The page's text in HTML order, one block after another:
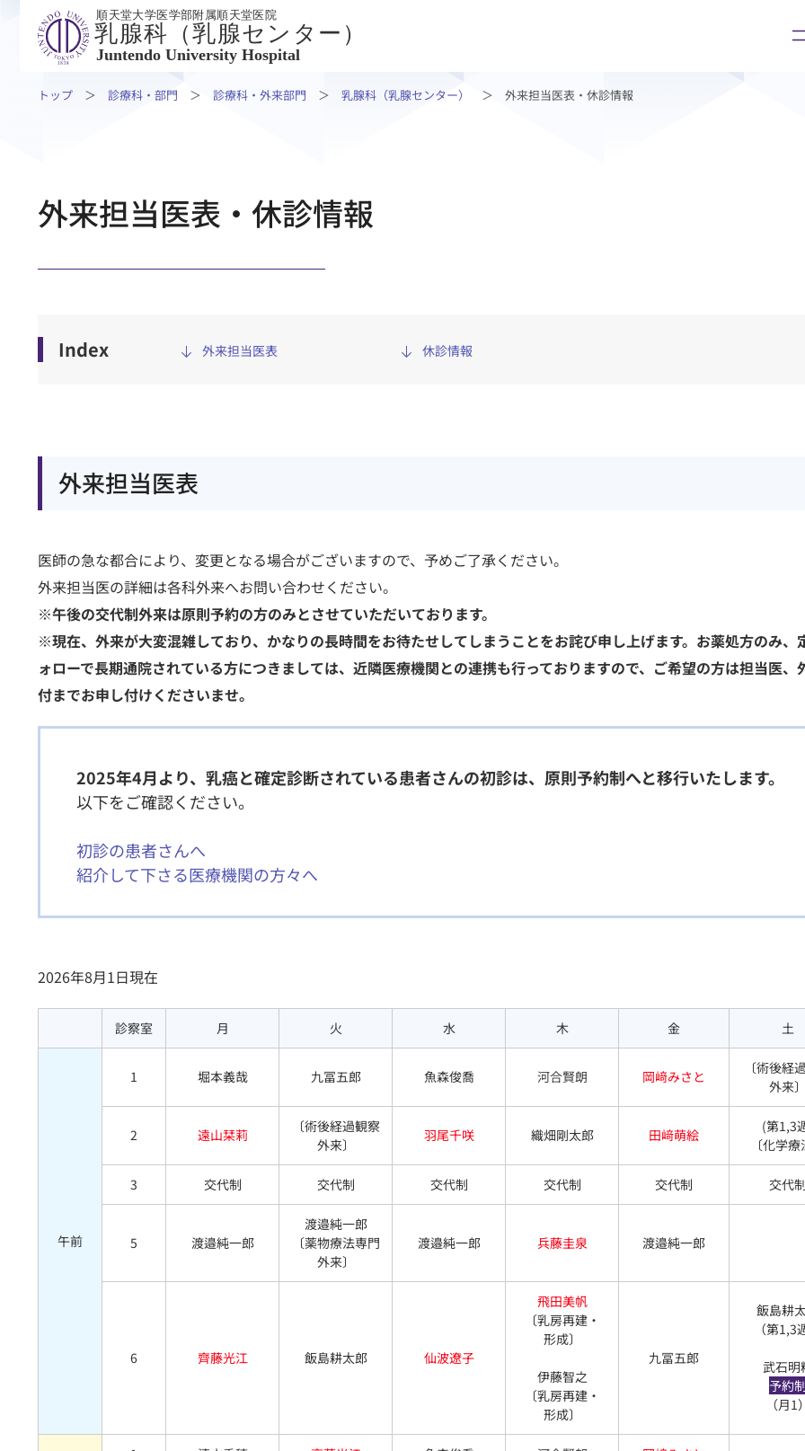
順天堂大学医学部附属順天堂医院
乳腺科（乳腺センター）
Juntendo University Hospital
トップ 診療科・部門 診療科・外来部門 乳腺科（乳腺センター） 外来担当医表・休診情報
外来担当医表・休診情報
Index 外来担当医表 休診情報
外来担当医表
医師の急な都合により、変更となる場合がございますので、予めご了承ください。
外来担当医の詳細は各科外来へお問い合わせください。
※午後の交代制外来は原則予約の方のみとさせていただいております。
※現在、外来が大変混雑しており、かなりの長時間をお待たせしてしまうことをお詫び申し上げます。お薬処方のみ、
ォローで長期通院されている方につきましては、近隣医療機関との連携も行っておりますので、ご希望の方は担当医、
付までお申し付けくださいませ。
2025年4月より、乳癌と確定診断されている患者さんの初診は、原則予約制へと移行いたします。
以下をご確認ください。
初診の患者さんへ
紹介して下さる医療機関の方々へ
2026年8月1日現在
診察室 月 火 水 木 金 土
午前
1 堀本義哉 九冨五郎 魚森俊喬 河合賢朗 岡﨑みさと
〔術後経
外来
2 遠山栞莉
〔術後経過観察
外来〕
羽尾千咲 織畑剛太郎 田﨑萌絵
(第1,3
〔化学
3 交代制 交代制 交代制 交代制 交代制 交代
5 渡邉純一郎
渡邉純一郎
〔薬物療法専門
外来〕
渡邉純一郎 兵藤圭泉 渡邉純一郎
6 齊藤光江 飯島耕太郎 仙波遼子
飛田美帆
〔乳房再建・
形成〕
伊藤智之
〔乳房再建・
形成〕
九冨五郎
飯島耕
（第1,3
武石明
予約
（月1
（臨床研究・治験センター）
外来受診の方
患者さんの権利とお願い
入院・ご面会の方
順天堂医院について
順天堂医院について
順天堂の取り組み
社会とのかかわり
病院指標・実績
方針・規定
院内フロア案内・施設